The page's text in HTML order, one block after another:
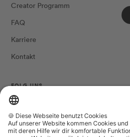
Creator Programm
FAQ
Karriere
Kontakt
FOLG UNS